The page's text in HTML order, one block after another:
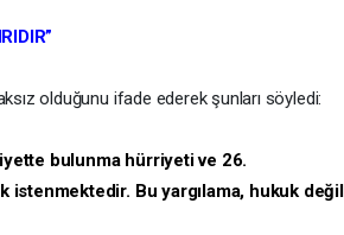
olduğunu ifade ederek şunları söyledi:
bulunma hürriyeti ve 26.
istenmektedir. Bu yargılama, hukuk değil